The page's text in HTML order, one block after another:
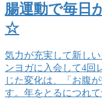
腸運動で毎日
☆
気力が充実して新し
ンヨガに入会して4回
じた変化は、「お腹
す。年をとるにつれ